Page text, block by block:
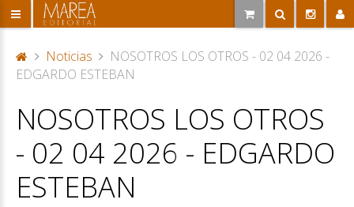
P
ta
d
Noticias
NOSOTROS LOS OTROS - 02 04 2026 -
EDGARDO ESTEBAN
NOSOTROS LOS OTROS
- 02 04 2026 - EDGARDO
ESTEBAN